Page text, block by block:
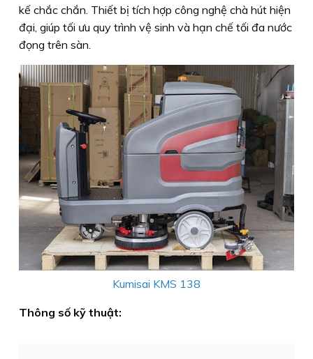
kế chắc chắn. Thiết bị tích hợp công nghệ chà hút hiện
đại, giúp tối ưu quy trình vệ sinh và hạn chế tối đa nước
đọng trên sàn.
Kumisai KMS 138
Thông số kỹ thuật: